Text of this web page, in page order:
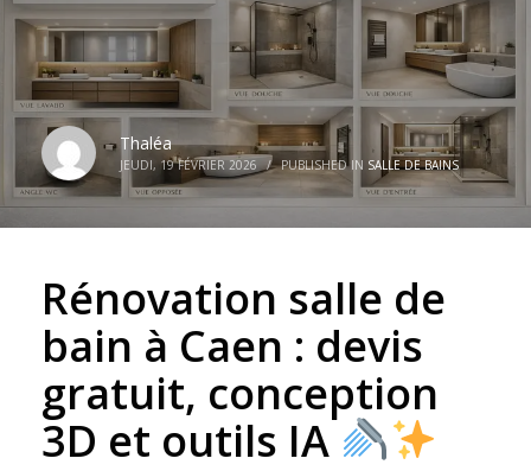
Thaléa
JEUDI, 19 FÉVRIER 2026 / PUBLISHED IN SALLE DE BAINS
Rénovation salle de
bain à Caen : devis
gratuit, conception
3D et outils IA